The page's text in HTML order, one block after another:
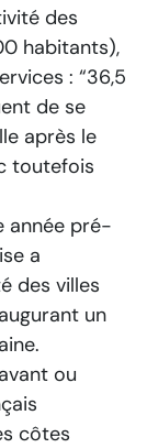
des
habitants),
: “36,5
de se
après le
toutefois
année pré-
a
des villes
un
ou
côtes